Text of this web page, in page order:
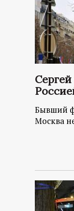
Бывший
Москва